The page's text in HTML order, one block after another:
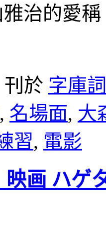
治的愛稱
刊於 字庫
, 名場面, 大
習, 電影
映画 ハゲ